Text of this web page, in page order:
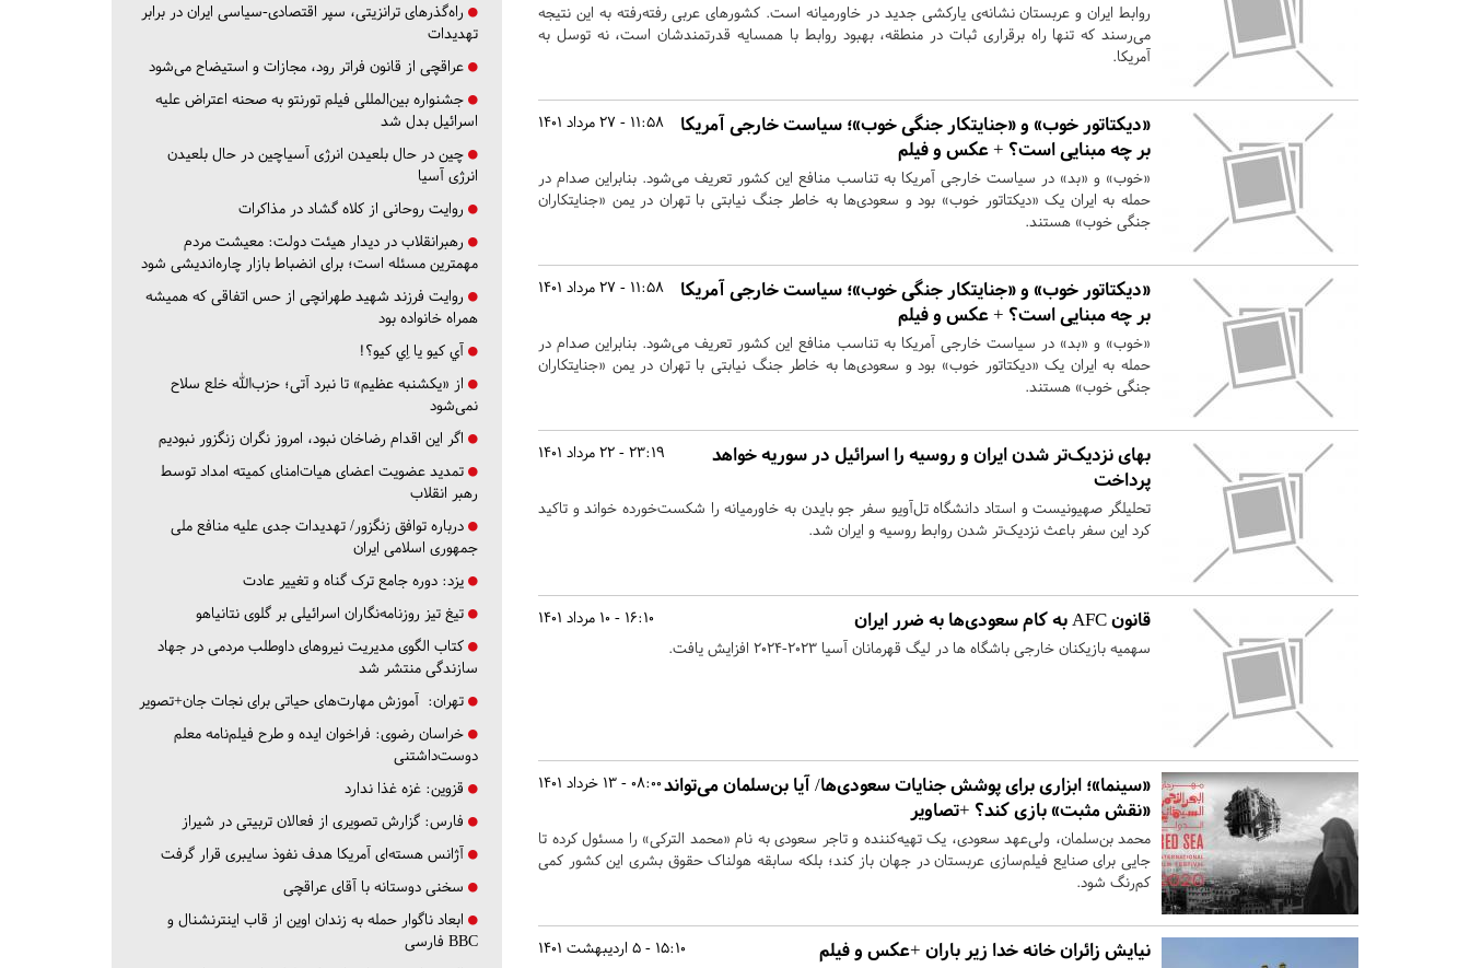
روابط ایران و عربستان نشانه‌ی یارکشی جدید در خاورمیانه است. کشورهای عربی رفته‌رفته به این نتیجه
می‌رسند که تنها راه برقراری ثبات در منطقه، بهبود روابط با همسایه قدرتمندشان است، نه توسل به
آمریکا.
11:58 - 27 مرداد 1401
«دیکتاتور خوب» و «جنایتکار جنگی خوب»؛ سیاست خارجی آمریکا
بر چه مبنایی است؟ + عکس و فیلم
«خوب» و «بد» در سیاست خارجی آمریکا به تناسب منافع این کشور تعریف می‌شود. بنابراین صدام در
حمله به ایران یک «دیکتاتور خوب» بود و سعودی‌ها به خاطر جنگ نیابتی با تهران در یمن «جنایتکاران
جنگی خوب» هستند.
11:58 - 27 مرداد 1401
«دیکتاتور خوب» و «جنایتکار جنگی خوب»؛ سیاست خارجی آمریکا
بر چه مبنایی است؟ + عکس و فیلم
«خوب» و «بد» در سیاست خارجی آمریکا به تناسب منافع این کشور تعریف می‌شود. بنابراین صدام در
حمله به ایران یک «دیکتاتور خوب» بود و سعودی‌ها به خاطر جنگ نیابتی با تهران در یمن «جنایتکاران
جنگی خوب» هستند.
23:19 - 22 مرداد 1401
بهای نزدیک‌تر شدن ایران و روسیه را اسرائیل در سوریه خواهد
پرداخت
تحلیلگر صهیونیست و استاد دانشگاه تل‌آویو سفر جو بایدن به خاورمیانه را شکست‌خورده خواند و تاکید
کرد این سفر باعث نزدیک‌تر شدن روابط روسیه و ایران شد.
16:10 - 10 مرداد 1401 قانون AFC به کام سعودی‌ها به ضرر ایران
سهمیه بازیکنان خارجی باشگاه ها در لیگ قهرمانان آسیا ۲۰۲۳-۲۰۲۴ افزایش یافت.
08:00 - 13 خرداد 1401«سینما»؛ ابزاری برای پوشش جنایات سعودی‌ها/ آیا بن‌سلمان می‌تواند
«نقش مثبت» بازی کند؟ +تصاویر
محمد بن‌سلمان، ولی‌عهد سعودی، یک تهیه‌کننده و تاجر سعودی به نام «محمد الترکی» را مسئول کرده تا
جایی برای صنایع فیلم‌سازی عربستان در جهان باز کند؛ بلکه سابقه هولناک حقوق بشری این کشور کمی
کم‌رنگ شود.
15:10 - 5 اردیبهشت 1401 نیایش زائران خانه خدا زیر باران +عکس و فیلم
راه‌گذرهای ترانزیتی، سپر اقتصادی-سیاسی ایران در برابر
تهدیدات
عراقچی از قانون فراتر رود، مجازات و استیضاح می‌شود
جشنواره بین‌المللی فیلم تورنتو به صحنه اعتراض علیه
اسرائیل بدل شد
چین در حال بلعیدن انرژی آسیاچین در حال بلعیدن
انرژی آسیا
روایت روحانی از کلاه گشاد در مذاکرات
رهبرانقلاب در دیدار هیئت دولت: معیشت مردم
مهمترین مسئله است؛ برای انضباط بازار چاره‌اندیشی شود
روایت فرزند شهید طهرانچی از حس اتفاقی که همیشه
همراه خانواده بود
آي كيو يا اِي كيو؟!
از «یکشنبه عظیم» تا نبرد آتی؛ حزب‌الله خلع سلاح
نمی‌شود
اگر این اقدام رضاخان نبود، امروز نگران زنگزور نبودیم
تمدید عضویت اعضای هیات‌امنای کمیته امداد توسط
رهبر انقلاب
درباره توافق زنگزور/ تهدیدات جدی علیه منافع ملی
جمهوری اسلامی ایران
یزد: دوره جامع ترک گناه و تغییر عادت
تیغ تیز روزنامه‌نگاران اسرائیلی بر گلوی نتانیاهو
کتاب الگوی مدیریت نیروهای داوطلب مردمی در جهاد
سازندگی منتشر شد
تهران: آموزش مهارت‌های حیاتی برای نجات جان+تصویر
خراسان رضوی: فراخوان ایده و طرح فیلم‌نامه معلم
دوست‌داشتنی
قزوین: غزه غذا ندارد
فارس: گزارش تصویری از فعالان تربیتی در شیراز
آژانس هسته‌ای آمریکا هدف نفوذ سایبری قرار گرفت
سخنی دوستانه با آقای عراقچی
ابعاد ناگوار حمله به زندان اوین از قاب اینترنشنال و
BBC فارسی